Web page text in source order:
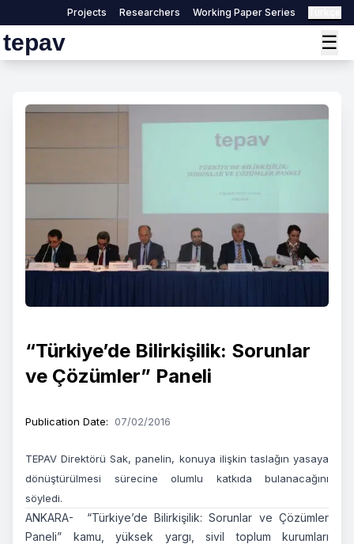
Projects Researchers Working Paper Series
tepav ☰
“Türkiye’de Bilirkişilik: Sorunlar
ve Çözümler” Paneli
Publication Date: 07/02/2016
TEPAV Direktörü Sak, panelin, konuya ilişkin taslağın yasaya
dönüştürülmesi sürecine olumlu katkıda bulanacağını
söyledi.
ANKARA- “Türkiye’de Bilirkişilik: Sorunlar ve Çözümler
Paneli” kamu, yüksek yargı, sivil toplum kurumları